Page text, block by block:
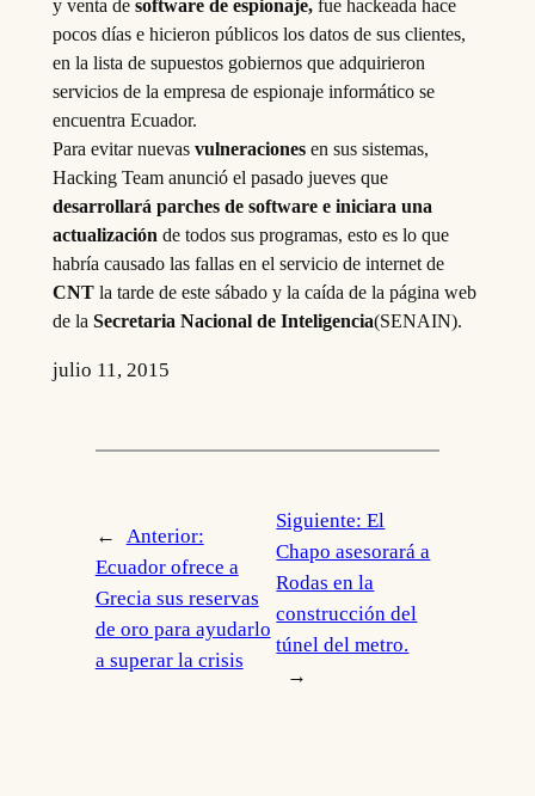
y venta de software de espionaje,fue hackeada hace
pocos días e hicieron públicos los datos de sus clientes,
en la lista de supuestos gobiernos que adquirieron
servicios de la empresa de espionaje informático se
encuentra Ecuador.
Para evitar nuevas vulneracionesen sus sistemas,
Hacking Team anunció el pasado jueves que
desarrollará parches de software e iniciara una
actualización de todos sus programas, esto es lo que
habría causado las fallas en el servicio de internet de
CNTla tarde de este sábado y la caída de la página web
de la Secretaria Nacional de Inteligencia(SENAIN).
julio 11, 2015
←
Anterior:
Ecuador ofrece a
Grecia sus reservas
de oro para ayudarlo
a superar la crisis
Siguiente:El
Chapo asesorará a
Rodas en la
construcción del
túnel del metro.
→